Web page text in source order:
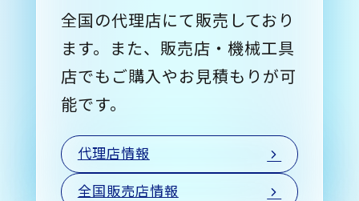
全国の代理店にて販売しており
ます。また、販売店・機械工具
店でもご購入やお見積もりが可
能です。
代理店情報
全国販売店情報